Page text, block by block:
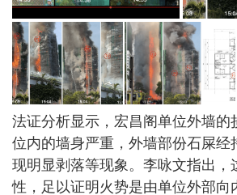
法证分析显示，宏昌阁单位外墙的
位内的墙身严重，外墙部份石屎经
现明显剥落等现象。李咏文指出，
性，足以证明火势是由单位外部向